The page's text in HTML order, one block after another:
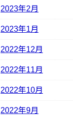
2023年2月
2023年1月
2022年12月
2022年11月
2022年10月
2022年9月